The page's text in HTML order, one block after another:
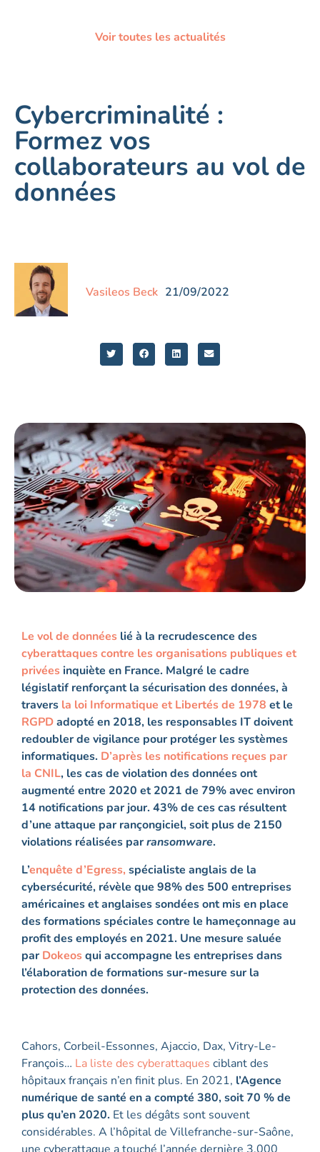
Voir toutes les actualités
Cybercriminalité :
Formez vos
collaborateurs au vol de
données
Vasileos Beck 21/09/2022
Le volde données lié à la recrudescence des
cyberattaquescontre lesorganisations publiques et
privéesinquiète en France. Malgré le cadre
législatif renforçant la sécurisation des données,à
travers la loi Informatique et Libertés de 1978 et le
RGPDadopté en 2018, les responsables IT doivent
redoubler de vigilance pour protéger lessystèmes
informatiques. D’après les notifications reçues par
la CNIL, les cas de violation des données ont
augmenté entre 2020 et 2021 de 79%avec environ
14 notifications par jour. 43% de ces cas résultent
d’une attaque par rançongiciel, soit plus de 2150
violations réalisées parransomware.
L’enquête d’Egress, spécialiste anglaisde la
cybersécurité, révèle que 98% des 500 entreprises
américaines et anglaises sondéesont misen place
des formationsspécialescontre le hameçonnage au
profit des employésen 2021. Une mesure saluée
par Dokeosquiaccompagne les entreprisesdans
l’élaborationde formationssur-mesure sur la
protectiondes données.
Cahors, Corbeil-Essonnes, Ajaccio, Dax, Vitry-Le-
François… La liste des cyberattaques ciblant des
hôpitaux français n’en finit plus. En 2021, l’Agence
numérique de santé en a compté 380, soit 70 % de
plus qu’en 2020. Et les dégâts sont souvent
considérables. A l’hôpital de Villefranche-sur-Saône,